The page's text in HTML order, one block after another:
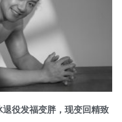
役发福变胖，现变回精致